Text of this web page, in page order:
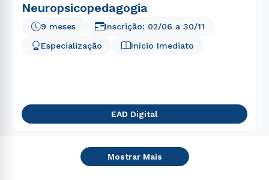
Neuropsicopedagogia
Especialização Início Imediato
9 meses Inscrição: 02/06 a 30/11
EAD Digital
Mostrar Mais